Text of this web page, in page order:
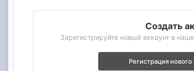
Создать
Зарегистрируйте новый аккаунт в
Регистрация